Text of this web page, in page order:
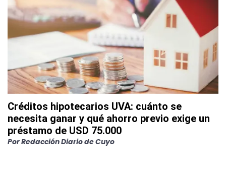
Créditos hipotecarios UVA: cuánto se
necesita ganar y qué ahorro previo exige un
préstamo de USD 75.000
PorRedacción Diario de Cuyo